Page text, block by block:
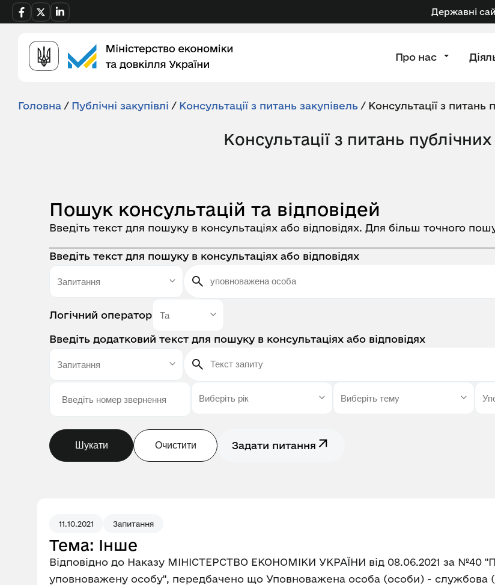
Державні
Про нас
Головна / Публічні закупівлі / Консультації з питань закупівель / Консультації з питань
Консультації з питань публічних
Пошук консультацій та відповідей
Введіть текст для пошуку в консультаціях або відповідях. Для більш точного
Введіть текст для пошуку в консультаціях або відповідях
Логічний оператор
Введіть додатковий текст для пошуку в консультаціях або відповідях
Шукати Очистити Задати питання
11.10.2021 Запитання
Тема: Інше
Відповідно до Наказу МІНІСТЕРСТВО ЕКОНОМІКИ УКРАЇНИ від 08.06.2021 за №40
уповноважену особу", передбачено що Уповноважена особа (особи) - службова